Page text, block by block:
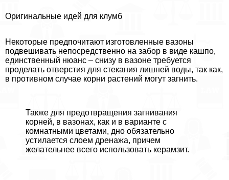
Оригинальные идей для клумб
Некоторые предпочитают изготовленные вазоны
подвешивать непосредственно на забор в виде кашпо,
единственный нюанс – снизу в вазоне требуется
проделать отверстия для стекания лишней воды, так как,
в противном случае корни растений могут загнить.
Также для предотвращения загнивания
корней, в вазонах, как и в варианте с
комнатными цветами, дно обязательно
устилается слоем дренажа, причем
желательнее всего использовать керамзит.